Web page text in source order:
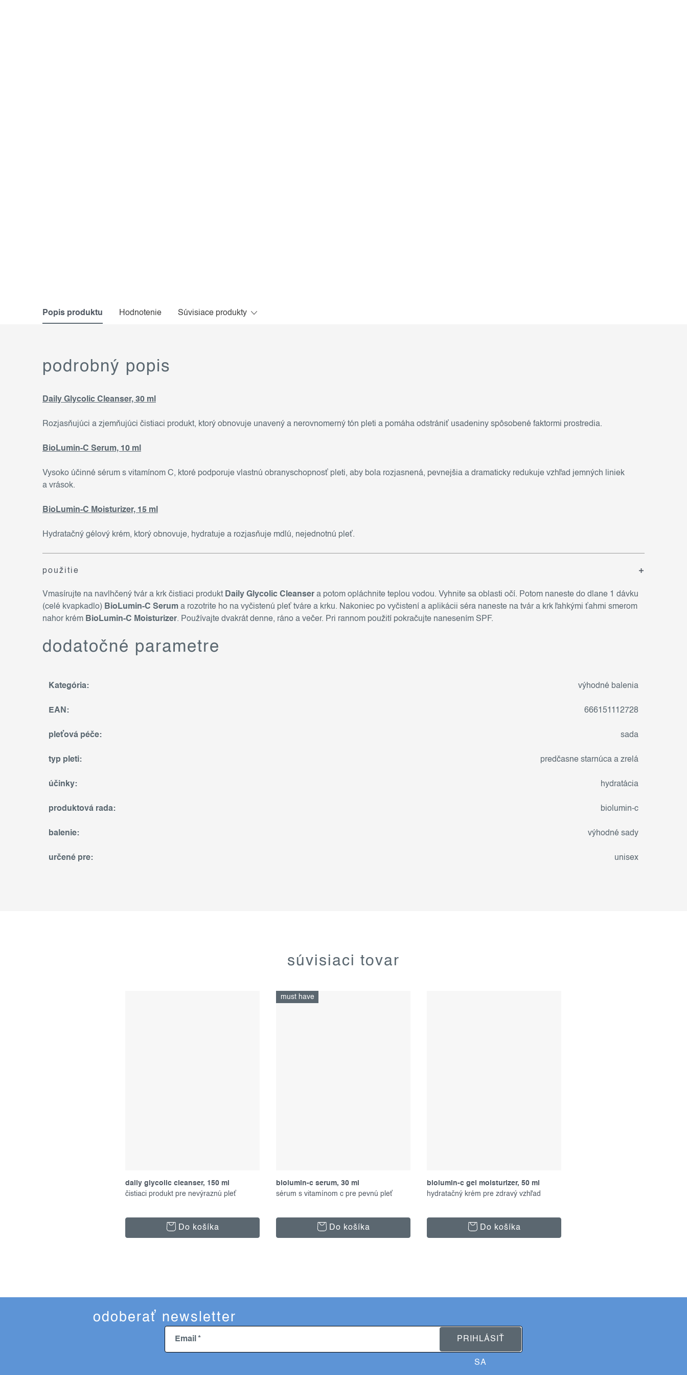
Popis produktu Hodnotenie Súvisiace produkty
podrobný popis
Daily Glycolic Cleanser, 30 ml
Rozjasňujúci a zjemňujúci čistiaci produkt, ktorý obnovuje unavený a nerovnomerný tón pleti a pomáha odstrániť usadeniny spôsobené faktormi prostredia.
BioLumin-C Serum, 10 ml
Vysoko účinné sérum s vitamínom C, ktoré podporuje vlastnú obranyschopnosť pleti, aby bola rozjasnená, pevnejšia a dramaticky redukuje vzhľad jemných liniek
a vrások.
BioLumin-C Moisturizer, 15 ml
Hydratačný gélový krém, ktorý obnovuje, hydratuje a rozjasňuje mdlú, nejednotnú pleť.
použitie
Vmasírujte na navlhčený tvár a krk čistiaci produkt Daily Glycolic Cleanser a potom opláchnite teplou vodou. Vyhnite sa oblasti očí. Potom naneste do dlane 1 dávku
(celé kvapkadlo) BioLumin-C Serum a rozotrite ho na vyčistenú pleť tváre a krku. Nakoniec po vyčistení a aplikácii séra naneste na tvár a krk ľahkými ťahmi smerom
nahor krém BioLumin-C Moisturizer. Používajte dvakrát denne, ráno a večer. Pri rannom použití pokračujte nanesením SPF.
dodatočné parametre
Kategória: výhodné balenia
EAN : 666151112728
pleťová péče: sada
typ pleti: predčasne starnúca a zrelá
účinky: hydratácia
produktová rada: biolumin-c
balenie: výhodné sady
určené pre: unisex
súvisiaci tovar
daily glycolic cleanser, 150 ml
čistiaci produkt pre nevýraznú pleť
Do košíka
must have
biolumin-c serum, 30 ml
sérum s vitamínom c pre pevnú pleť
Do košíka
biolumin-c gel moisturizer, 50 ml
hydratačný krém pre zdravý vzhľad
Do košíka
odoberať newsletter
Email PRIHLÁSIŤ
SA